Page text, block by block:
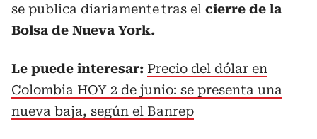
se publica diariamente tras el cierre de la
Bolsa de Nueva York.
Le puede interesar: Precio del dólar en
Colombia HOY 2 de junio: se presenta una
nueva baja, según el Banrep